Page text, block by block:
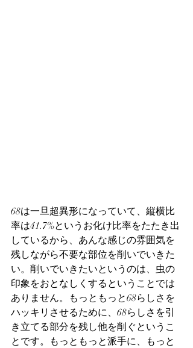
68は一旦超異形になっていて、縦横比
率は41.7%というお化け比率をたたき出
しているから、あんな感じの雰囲気を
残しながら不要な部位を削いでいきた
い。削いでいきたいというのは、虫の
印象をおとなしくするということでは
ありません。もっともっと68らしさを
ハッキリさせるために、68らしさを引
き立てる部分を残し他を削ぐというこ
とです。もっともっと派手に、もっと